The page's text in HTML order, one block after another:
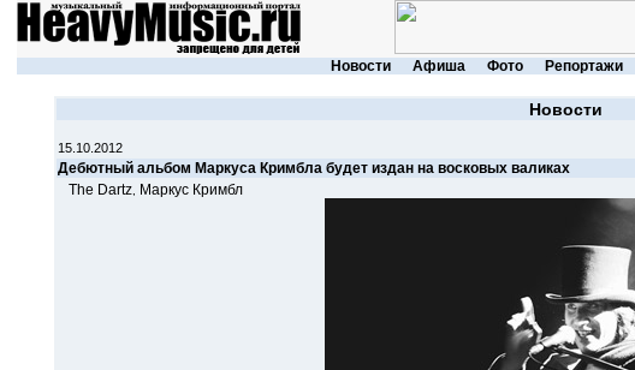
Новости Афиша Фото Репортажи
Новости
15.10.2012
Дебютный альбом Маркуса Кримбла будет издан на восковых валиках
The Dartz Маркус Кримбл